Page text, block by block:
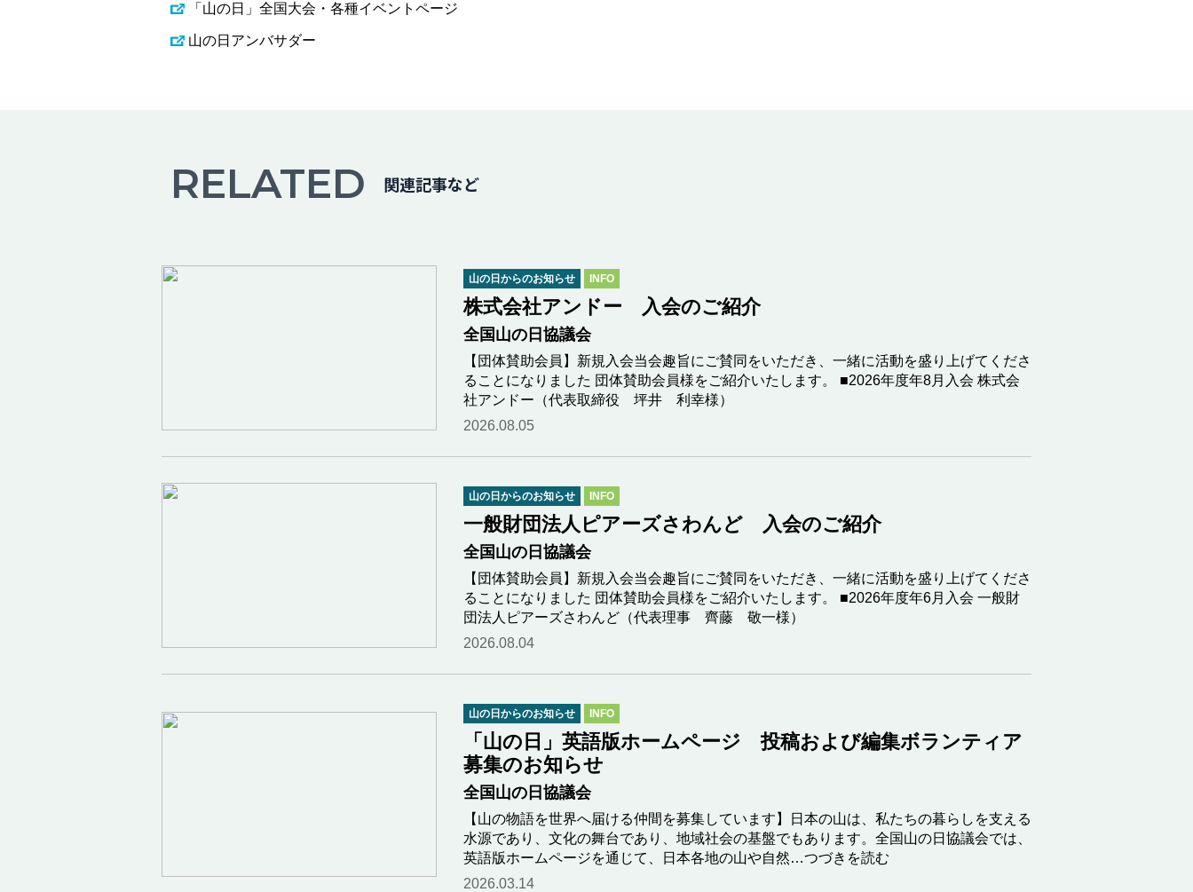
「山の日」全国大会・各種イベントページ
山の日アンバサダー
RELATED 関連記事など
山の日からのお知らせ INFO
株式会社アンドー 入会のご紹介
全国山の日協議会
【団体賛助会員】新規入会当会趣旨にご賛同をいただき、一緒に活動を盛り上げてくださ
ることになりました 団体賛助会員様をご紹介いたします。 ■2026年度年8月入会 株式会
社アンドー（代表取締役 坪井 利幸様）
2026.08.05
山の日からのお知らせ INFO
一般財団法人ピアーズさわんど 入会のご紹介
全国山の日協議会
【団体賛助会員】新規入会当会趣旨にご賛同をいただき、一緒に活動を盛り上げてくださ
ることになりました 団体賛助会員様をご紹介いたします。 ■2026年度年6月入会 一般財
団法人ピアーズさわんど（代表理事 齊藤 敬一様）
2026.08.04
山の日からのお知らせ INFO
「山の日」英語版ホームページ 投稿および編集ボランティア
募集のお知らせ
全国山の日協議会
【山の物語を世界へ届ける仲間を募集しています】日本の山は、私たちの暮らしを支える
水源であり、文化の舞台であり、地域社会の基盤でもあります。全国山の日協議会では、
英語版ホームページを通じて、日本各地の山や自然…つづきを読む
2026.03.14